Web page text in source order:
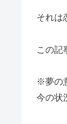
それは
この記
※夢の
今の状